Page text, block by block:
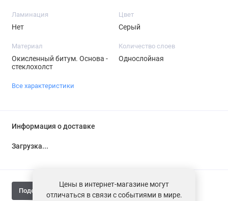
Ламинация
Нет
Цвет
Серый
Материал
Окисленный битум. Основа -
стеклохолст
Количество слоев
Однослойная
Все характеристики
Информация о доставке
Загрузка...
Поделиться
Цены в интернет-магазине могут
отличаться в связи с событиями в мире.